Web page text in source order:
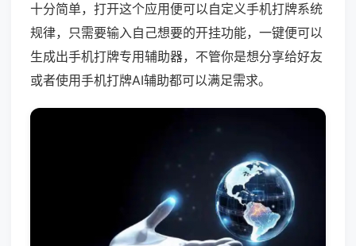
十分简单，打开这个应用便可以自定义手机打牌系统
规律，只需要输入自己想要的开挂功能，一键便可以
生成出手机打牌专用辅助器，不管你是想分享给好友
或者使用手机打牌AI辅助都可以满足需求。